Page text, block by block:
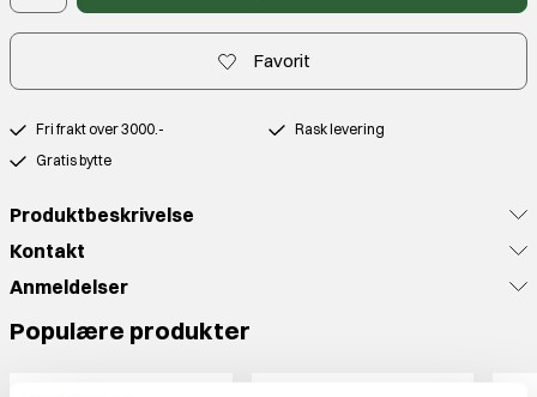
Favorit
Fri frakt over 3000.-
Rask levering
Gratis bytte
Produktbeskrivelse
Kontakt
Anmeldelser
Populære produkter